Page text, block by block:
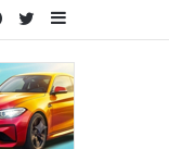
Sidebar
Twitter
Facebook